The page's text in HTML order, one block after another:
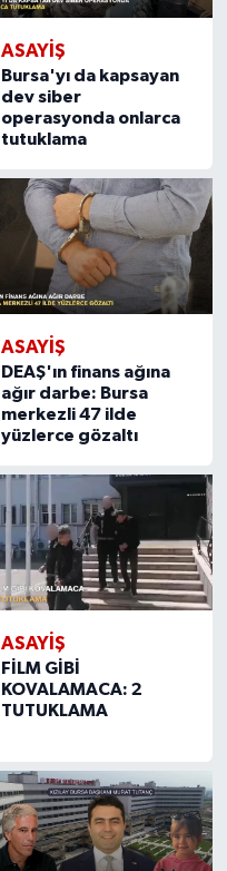
ASAYIŞ
Bursa'yı da kapsayan
dev siber
operasyonda onlarca
tutuklama
ASAYIŞ
DEAŞ'ın finans ağına
ağır darbe: Bursa
merkezli 47 ilde
yüzlerce gözaltı
ASAYIŞ
FİLM GİBİ
KOVALAMACA: 2
TUTUKLAMA